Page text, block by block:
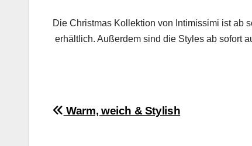
Die Christ­mas Kollek­tion von Intimis­si­mi ist ab
erhältlich. Außer­dem sind die Styles ab sofort
Beitragsnavigation
Warm, weich & Stylish